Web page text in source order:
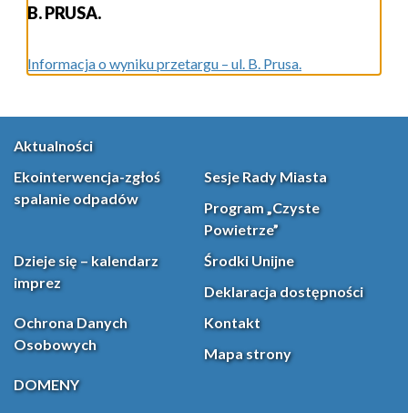
B. PRUSA.
Informacja o wyniku przetargu – ul. B. Prusa.
Aktualności
Ekointerwencja-zgłoś
spalanie odpadów
Sesje Rady Miasta
Program „Czyste
Powietrze”
Dzieje się – kalendarz
imprez
Środki Unijne
Deklaracja dostępności
Ochrona Danych
Osobowych
Kontakt
Mapa strony
DOMENY